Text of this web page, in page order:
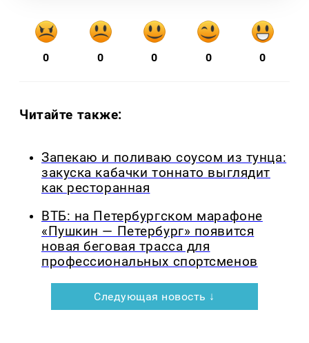
0 0 0 0 0
Читайте также:
Запекаю и поливаю соусом из тунца:
закуска кабачки тоннато выглядит
как ресторанная
ВТБ: на Петербургском марафоне
«Пушкин — Петербург» появится
новая беговая трасса для
профессиональных спортсменов
Следующая новость ↓